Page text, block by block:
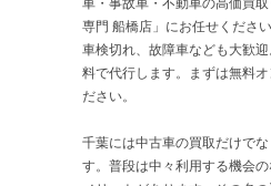
専門 船橋店」にお任せくださ
車検切れ、故障車なども大歓
料で代行します。まずは無料
ださい。
千葉には中古車の買取だけで
す。普段は中々利用する機会